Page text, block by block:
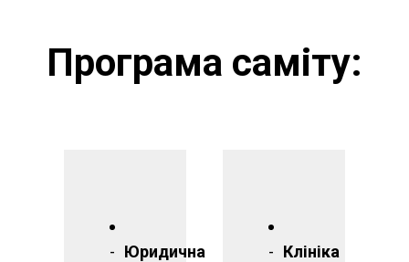
Програма саміту:
Юридична
Клініка